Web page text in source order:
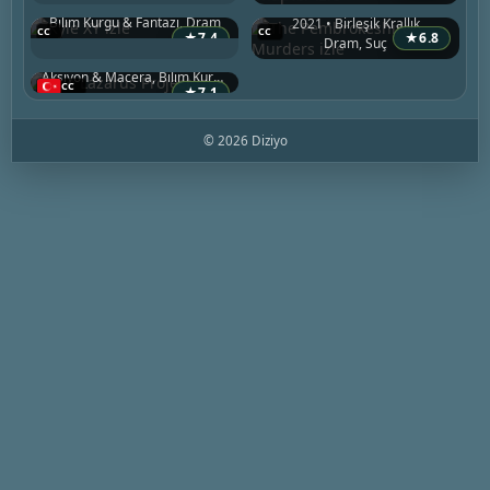
★7.4
Bilim Kurgu & Fantazi, Dram
★6.8
2021 • Birleşik Krallık
Dram, Suç
★7.1
The Lazarus Project
Aksiyon & Macera, Bilim Kurgu & Fantazi, Dram
© 2026 Diziyo